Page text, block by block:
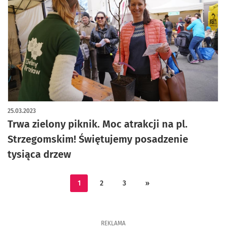
Trwa zielony piknik. Moc atrakcji na pl.
Strzegomskim! Świętujemy posadzenie
tysiąca drzew
25.03.2023
artykuł z galerią zdjęć
1 2 3 »
REKLAMA